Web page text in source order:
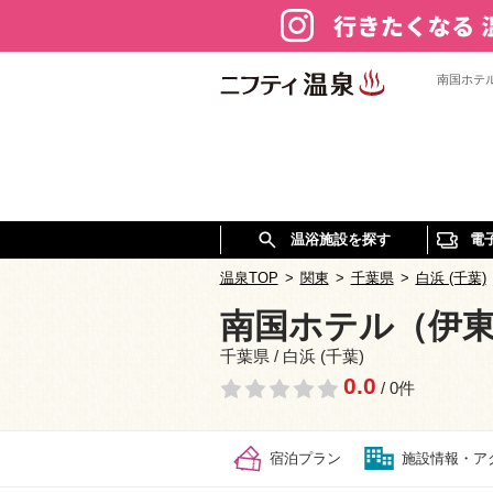
南国ホテ
温浴施設を探す 電
温泉TOP > 関東 > 千葉県 > 白浜 (千葉)
南国ホテル（伊
千葉県 / 白浜 (千葉)
0.0 / 0件
宿泊プラン 施設情報・ア